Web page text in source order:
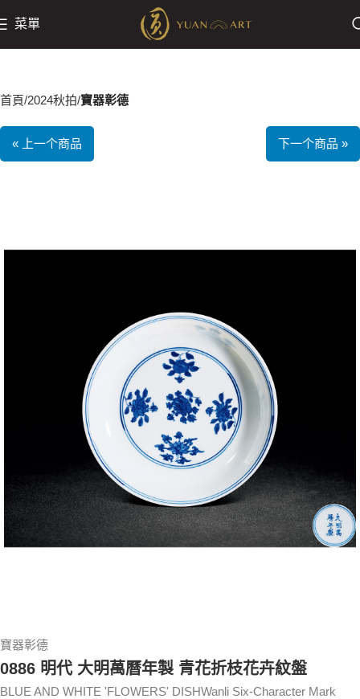
菜單
首頁 2024秋拍 寶器彰德
« 上一个商品 下一个商品 »
寶器彰德
0886 明代 大明萬曆年製 青花折枝花卉紋盤
BLUE AND WHITE 'FLOWERS' DISHWanli Six-Character Mark